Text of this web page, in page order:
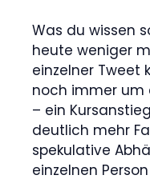
Was du wissen
heute weniger
einzelner Tweet
noch immer um
– ein
deutlich mehr
spekulative
einzelnen